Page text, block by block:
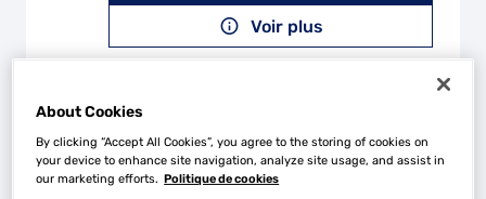
Voir plus
2
24.55
km
GARAGE BATTS AUTO
79 Avenue de Stalingrad
95100 ARGENTEUIL
Fermé aujourd'hui
About Cookies
By clicking “Accept All Cookies”, you agree to the storing of cookies on
your device to enhance site navigation, analyze site usage, and assist in
our marketing efforts. Politique de cookies